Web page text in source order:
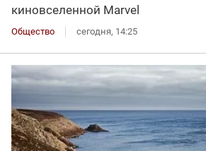
киновселенной Marvel
Общество сегодня, 14:25